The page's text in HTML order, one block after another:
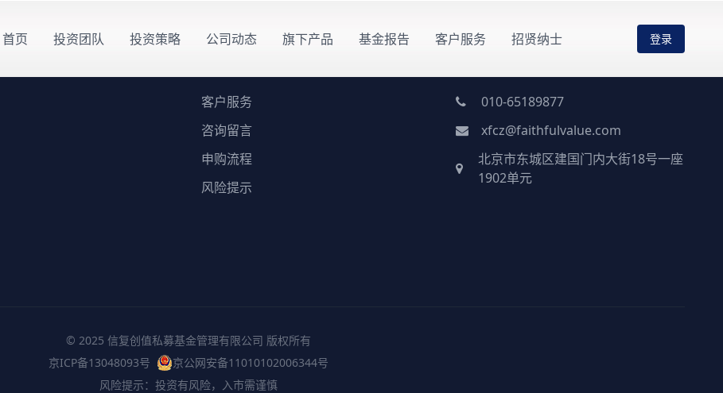
首页 投资团队 投资策略 公司动态 旗下产品 基金报告 客户服务 招贤纳士 登录
客户服务
咨询留言
申购流程
风险提示
010-65189877
xfcz@faithfulvalue.com
北京市东城区建国门内大街18号一座
1902单元
© 2025 信复创值私募基金管理有限公司 版权所有
京ICP备13048093号
京公网安备11010102006344号
风险提示：投资有风险，入市需谨慎